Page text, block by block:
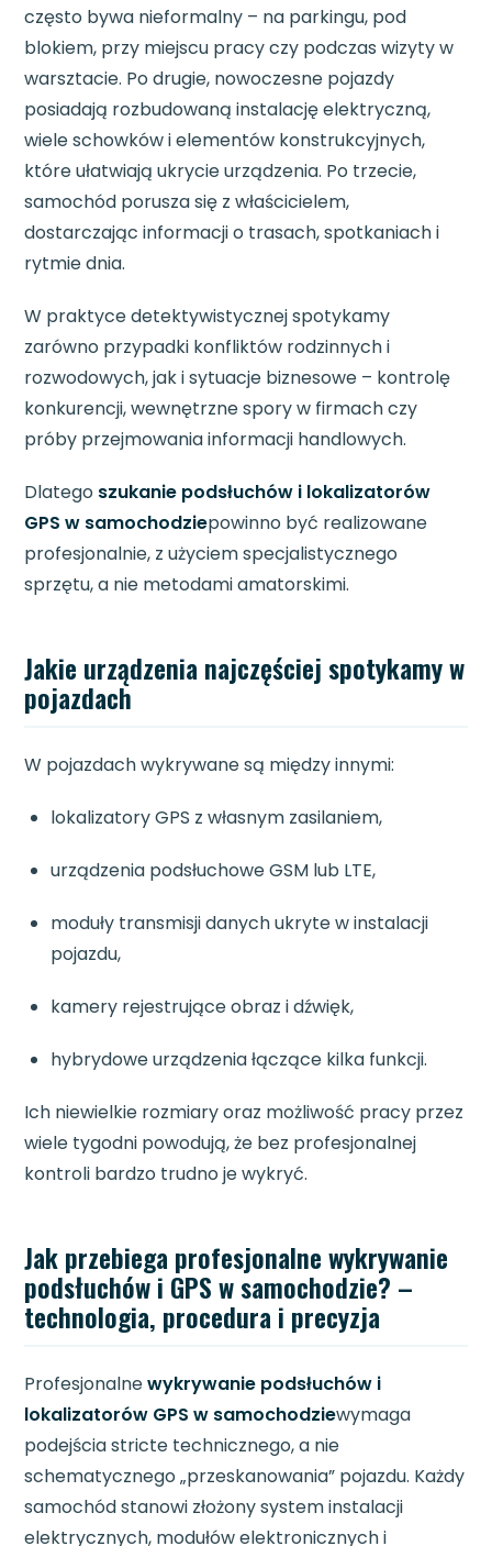
często bywa nieformalny – na parkingu, pod
blokiem, przy miejscu pracy czy podczas wizyty w
warsztacie. Po drugie, nowoczesne pojazdy
posiadają rozbudowaną instalację elektryczną,
wiele schowków i elementów konstrukcyjnych,
które ułatwiają ukrycie urządzenia. Po trzecie,
samochód porusza się z właścicielem,
dostarczając informacji o trasach, spotkaniach i
rytmie dnia.
W praktyce detektywistycznej spotykamy
zarówno przypadki konfliktów rodzinnych i
rozwodowych, jak i sytuacje biznesowe – kontrolę
konkurencji, wewnętrzne spory w firmach czy
próby przejmowania informacji handlowych.
Dlatego szukanie podsłuchów i lokalizatorów
GPS w samochodziepowinno być realizowane
profesjonalnie, z użyciem specjalistycznego
sprzętu, a nie metodami amatorskimi.
Jakie urządzenia najczęściej spotykamy w
pojazdach
W pojazdach wykrywane są między innymi:
lokalizatory GPS z własnym zasilaniem,
urządzenia podsłuchowe GSM lub LTE,
moduły transmisji danych ukryte w instalacji
pojazdu,
kamery rejestrujące obraz i dźwięk,
hybrydowe urządzenia łączące kilka funkcji.
Ich niewielkie rozmiary oraz możliwość pracy przez
wiele tygodni powodują, że bez profesjonalnej
kontroli bardzo trudno je wykryć.
Jak przebiega profesjonalne wykrywanie
podsłuchów i GPS w samochodzie? –
technologia, procedura i precyzja
Profesjonalnewykrywanie podsłuchów i
lokalizatorów GPS w samochodziewymaga
podejścia stricte technicznego, a nie
schematycznego „przeskanowania” pojazdu. Każdy
samochód stanowi złożony system instalacji
elektrycznych, modułów elektronicznych i